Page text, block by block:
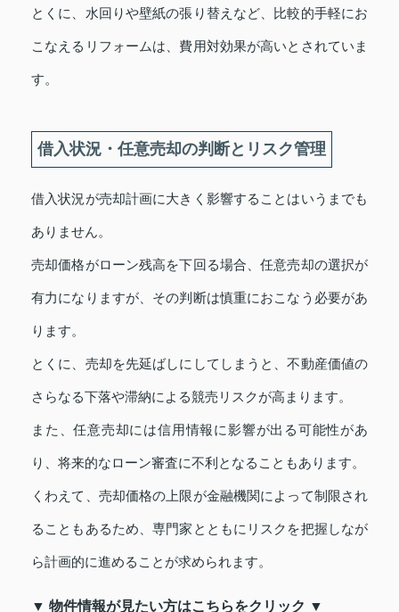
とくに、水回りや壁紙の張り替えなど、比較的手軽にお
こなえるリフォームは、費用対効果が高いとされていま
す。
借入状況・任意売却の判断とリスク管理
借入状況が売却計画に大きく影響することはいうまでも
ありません。
売却価格がローン残高を下回る場合、任意売却の選択が
有力になりますが、その判断は慎重におこなう必要があ
ります。
とくに、売却を先延ばしにしてしまうと、不動産価値の
さらなる下落や滞納による競売リスクが高まります。
また、任意売却には信用情報に影響が出る可能性があ
り、将来的なローン審査に不利となることもあります。
くわえて、売却価格の上限が金融機関によって制限され
ることもあるため、専門家とともにリスクを把握しなが
ら計画的に進めることが求められます。
▼ 物件情報が見たい方はこちらをクリック ▼